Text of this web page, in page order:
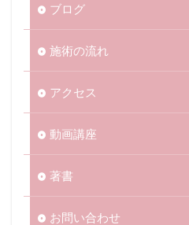
ブログ
施術の流れ
アクセス
動画講座
著書
お問い合わせ